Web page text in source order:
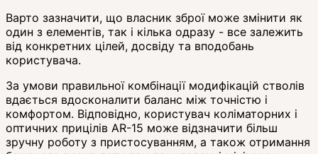
Варто зазначити, що власник зброї може змінити як
один з елементів, так і кілька одразу - все залежить
від конкретних цілей, досвіду та вподобань
користувача.
За умови правильної комбінації модифікацій стволів
вдається вдосконалити баланс між точністю і
комфортом. Відповідно, користувач коліматорних і
оптичних прицілів AR-15 може відзначити більш
зручну роботу з пристосуванням, а також отримання